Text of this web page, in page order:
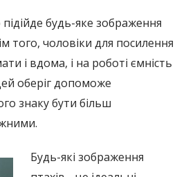
будь-яке зображення
того, чоловіки для посилення
і вдома, і на роботі ємність
оберіг допоможе
знаку бути більш
Будь-які зображення